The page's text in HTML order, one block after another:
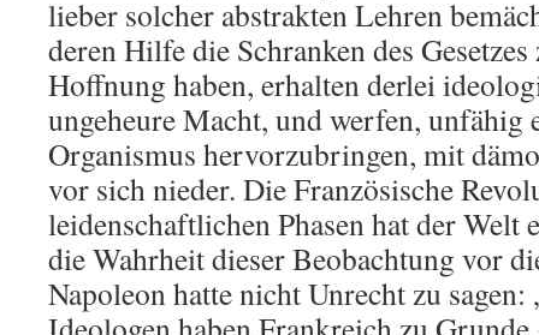
lieber solcher abstrakten Lehren
deren Hilfe die Schranken des
Hoffnung haben, erhalten derlei
ungeheure Macht, und werfen, unfähig
Organismus hervorzubringen, mit
vor sich nieder. Die Französische
leidenschaftlichen Phasen hat der Welt
die Wahrheit dieser Beobachtung vor
Napoleon hatte nicht Unrecht zu